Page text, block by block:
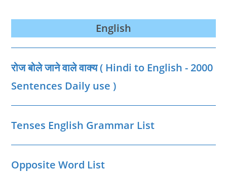
English
रोज बोले जाने वाले वाक्‍य ( Hindi to English - 2000
Sentences Daily use )
Tenses English Grammar List
Opposite Word List